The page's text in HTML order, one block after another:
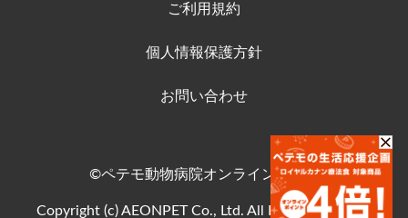
ご利用規約
個人情報保護方針
お問い合わせ
©ペテモ動物病院オンラインストア
Copyright (c) AEONPET Co., Ltd. All Rights Reserved.